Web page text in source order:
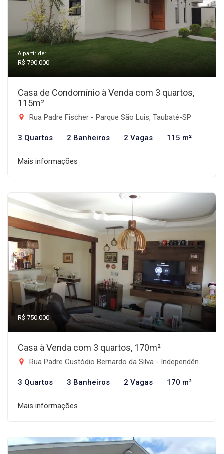
A partir de:
R$ 790.000
Casa de Condomínio à Venda com 3 quartos,
115m²
Rua Padre Fischer - Parque São Luis, Taubaté-SP
3 Quartos 2 Banheiros 2 Vagas 115 m²
Mais informações
R$ 750.000
Casa à Venda com 3 quartos, 170m²
Rua Padre Custódio Bernardo da Silva - Independência, Taubaté-SP
3 Quartos 3 Banheiros 2 Vagas 170 m²
Mais informações